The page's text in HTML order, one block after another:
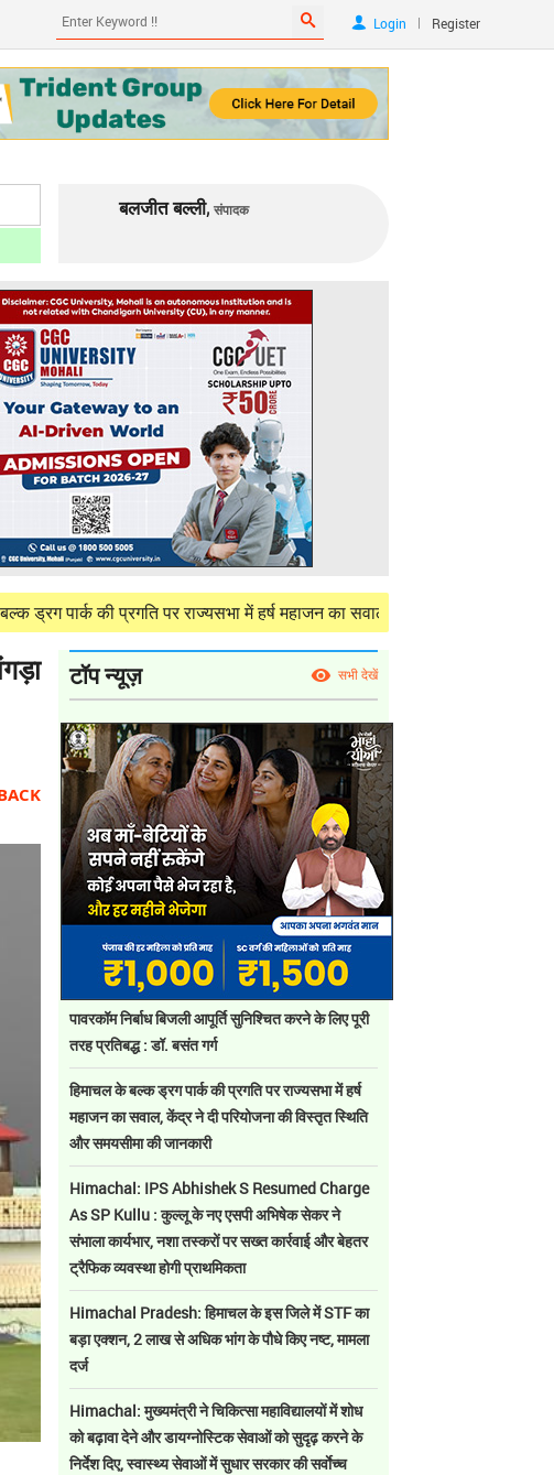
Login | Register
बलजीत बल्ली, संपादक
की प्रगति पर राज्यसभा में हर्ष महाजन का सवाल, केंद्र ने दी परियोजना की विस्तृत
टॉप न्यूज़ सभी देखें
पावरकॉम निर्बाध बिजली आपूर्ति सुनिश्चित करने के लिए पूरी
तरह प्रतिबद्ध : डॉ. बसंत गर्ग
हिमाचल के बल्क ड्रग पार्क की प्रगति पर राज्यसभा में हर्ष
महाजन का सवाल, केंद्र ने दी परियोजना की विस्तृत स्थिति
और समयसीमा की जानकारी
Himachal: IPS Abhishek S Resumed Charge
As SP Kullu : कुल्लू के नए एसपी अभिषेक सेकर ने
संभाला कार्यभार, नशा तस्करों पर सख्त कार्रवाई और बेहतर
ट्रैफिक व्यवस्था होगी प्राथमिकता
Himachal Pradesh: हिमाचल के इस जिले में STF का
बड़ा एक्शन, 2 लाख से अधिक भांग के पौधे किए नष्ट, मामला
दर्ज
Himachal: मुख्यमंत्री ने चिकित्सा महाविद्यालयों में शोध
को बढ़ावा देने और डायग्नोस्टिक सेवाओं को सुदृढ़ करने के
निर्देश दिए, स्वास्थ्य सेवाओं में सुधार सरकार की सर्वाेच्च